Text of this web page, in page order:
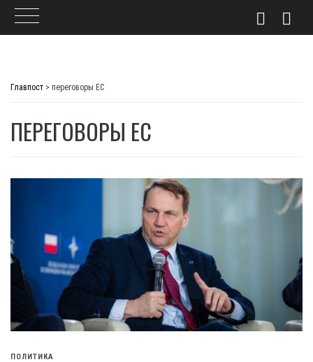
Главпост > переговоры ЕС
ПЕРЕГОВОРЫ ЕС
ПОЛИТИКА